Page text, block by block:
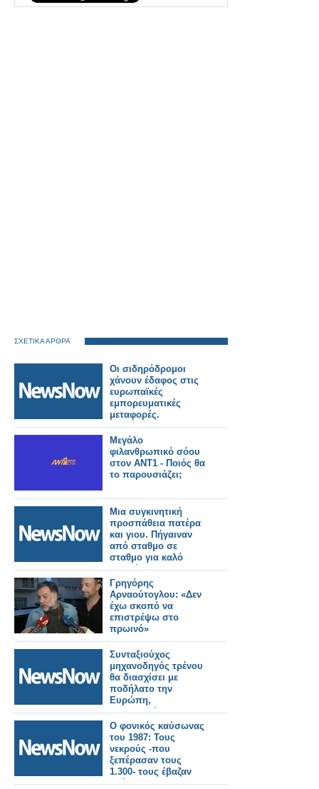
ΣΧΕΤΙΚΑ ΑΡΘΡΑ
Οι σιδηρόδρομοι
χάνουν έδαφος στις
ευρωπαϊκές
εμπορευματικές
μεταφορές.
Μεγάλο
φιλανθρωπικό σόου
στον ΑΝΤ1 - Ποιός θα
το παρουσιάζει;
Μια συγκινητική
προσπάθεια πατέρα
και γιου. Πήγαιναν
από σταθμο σε
σταθμο για καλό
σκοπό
Γρηγόρης
Αρναούτογλου: «Δεν
έχω σκοπό να
επιστρέψω στο
πρωινό»
Συνταξιούχος
μηχανοδηγός τρένου
θα διασχίσει με
ποδήλατο την
Ευρώπη,
συγκεντρώνοντας
χρήματα για
φιλανθρωπικό σκοπό
Ο φονικός καύσωνας
του 1987: Τους
νεκρούς -που
ξεπέρασαν τους
1.300- τους έβαζαν
ακόμα και σε